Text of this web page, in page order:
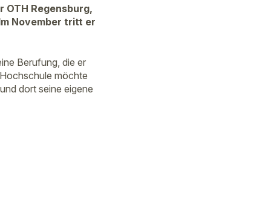
OTH Regensburg,
November tritt er
Berufung, die er
möchte
dort seine eigene